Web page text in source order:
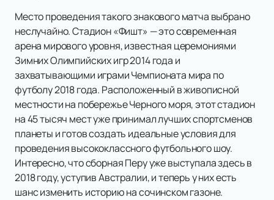
Место проведения такого знакового матча выбрано
неслучайно. Стадион «Фишт» — это современная
арена мирового уровня, известная церемониями
Зимних Олимпийских игр 2014 года и
захватывающими играми Чемпионата мира по
футболу 2018 года. Расположенный в живописной
местности на побережье Черного моря, этот стадион
на 45 тысяч мест уже принимал лучших спортсменов
планеты и готов создать идеальные условия для
проведения высококлассного футбольного шоу.
Интересно, что сборная Перу уже выступала здесь в
2018 году, уступив Австралии, и теперь у них есть
шанс изменить историю на сочинском газоне.